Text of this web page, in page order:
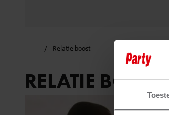
Relatie boost
RELATIE BOOST